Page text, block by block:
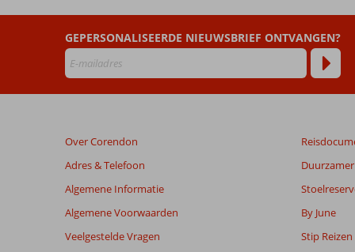
Hotel
Beoordelingen
die
dan
48
maanden
worden
meer
weergegeven
GEPERSONALISEERDE NIEUWSBRIEF ONTVANGEN?
Over Corendon
Adres & Telefoon
Algemene Informatie
Algemene Voorwaarden
Veelgestelde Vragen
By June
Stip Reizen